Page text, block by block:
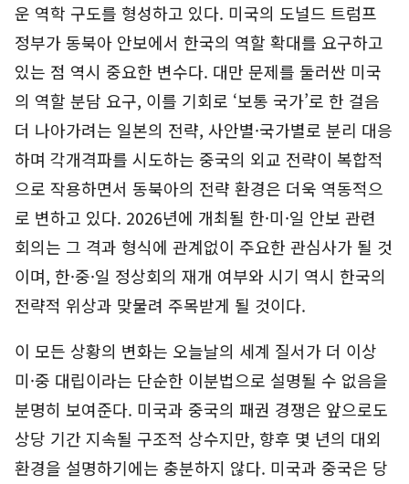
운 역학 구도를 형성하고 있다. 미국의 도널드 트럼프
정부가 동북아 안보에서 한국의 역할 확대를 요구하고
있는 점 역시 중요한 변수다. 대만 문제를 둘러싼 미국
의 역할 분담 요구, 이를 기회로 ‘보통 국가’로 한 걸음
더 나아가려는 일본의 전략, 사안별·국가별로 분리 대응
하며 각개격파를 시도하는 중국의 외교 전략이 복합적
으로 작용하면서 동북아의 전략 환경은 더욱 역동적으
로 변하고 있다. 2026년에 개최될 한·미·일 안보 관련
회의는 그 격과 형식에 관계없이 주요한 관심사가 될 것
이며, 한·중·일 정상회의 재개 여부와 시기 역시 한국의
전략적 위상과 맞물려 주목받게 될 것이다.
이 모든 상황의 변화는 오늘날의 세계 질서가 더 이상
미·중 대립이라는 단순한 이분법으로 설명될 수 없음을
분명히 보여준다. 미국과 중국의 패권 경쟁은 앞으로도
상당 기간 지속될 구조적 상수지만, 향후 몇 년의 대외
환경을 설명하기에는 충분하지 않다. 미국과 중국은 당